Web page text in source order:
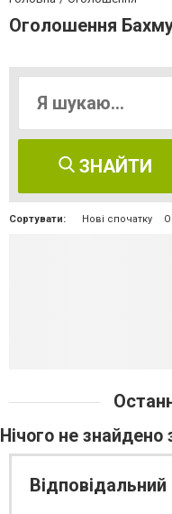
Оголошення
ЗНАЙТИ
Сортувати: Нові спочатку
Нічого не знайдено
Відповідальний